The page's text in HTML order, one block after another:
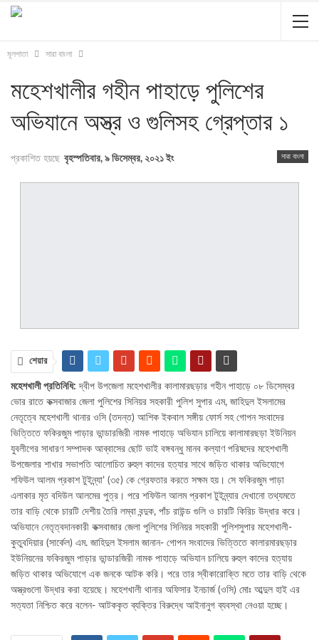
মূলপাতা সারা বাংলা
মহেশখালীর গহীন পাহাড়ে পুলিশের
অভিযানে অস্ত্র ও গুলিসহ গ্রেপ্তার ১
সারা বাংলা
প্রকাশিত হয়ছে বৃহস্পতিবার, ৯ ডিসেম্বর, ২০২১ ইং
শেয়ার
মহেশখালী প্রতিনিধি: দ্বীপ উপজেলা মহেশখালীর কালামারছড়ার গহীন পাহাড়ে ০৮ ডিসেম্বর
ভোর রাতে কক্সবাজার জেলা পুলিশের সিনিয়র সহকারী পুলিশ সুপার এম, জাহিদুল ইসলামের
নেতৃত্বে মহেশখালী থানার ওসি (তদন্ত) আশিক ইকবাল সঙ্গীয় ফোর্স সহ গোপন সংবাদের
ভিত্তিতে ফকিরজুম পাড়ার ভান্ডারজিরী নামক পাহাড়ে অভিযান চালিয়ে কালামারছড়া ইউনিয়ন
যুবলীগের সাধারণ সম্পাদক আব্বাসের ছোট ভাই বঙ্গবন্ধু মানব কল্যাণ পরিষদের মহেশখালী
উপজেলার শাখার সভাপতি আলোচিত রুহুল কাদের হত্যার সাথে জড়িত থাকার অভিযোগে
শফিউল আলম প্রকাশ টুইন্ন্যা’ (৩৫) কে গ্রেফতার করতে সক্ষম হয়। সে ফকিরজুম পাড়া
এলাকার মৃত বদিউল আলমের পুত্র। পরে শফিউল আলম প্রকাশ টুইন্ন্যার দেখানো তথ্যমতে
তার বাড়ি থেকে চারটি দেশীয় তৈরি লম্বা বন্দুক, পাঁচ রাউন্ড গুলি ও চারটি কিরিচ উদ্ধার করে।
অভিযানে নেতৃত্বদানকারী কক্সবাজার জেলা পুলিশের সিনিয়র সহকারী পুলিশসুপার মহেশখালী-
কুতুবদিয়ার (সার্কেল) এম. জাহিদুল ইসলাম জানান- গোপন সংবাদের ভিত্তিতে কালারমারছড়ার
ইউনিয়নের ফকিরজুম পাড়ার ভান্ডারজিরী নামক পাহাড়ে অভিযান চালিয়ে রুহুল কাদের হত্যায়
জড়িত থাকার অভিযোগে এক জনকে আটক করি। পরে তার স্বীকারোক্তি মতে তার বাড়ি থেকে
অস্ত্রগুলো উদ্ধার করা হয়েছে। মহেশখালী থানার অফিসার ইনচার্জ (ওসি) মোঃ আব্দুল হাই এর
সত্যতা নিশ্চিত করে বলেন- আটককৃত ব্যক্তির বিরুদ্ধে আইনানুগ ব্যবস্থা নেওয়া হচ্ছে।